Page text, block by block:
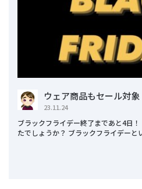
ウェア商品もセール対象
23.11.24
ブラックフライデー終了まであと4日
たでしょうか？ ブラックフライデー